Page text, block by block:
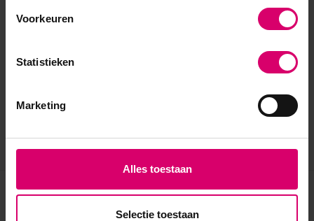
Voorkeuren
Statistieken
Marketing
Alles toestaan
Selectie toestaan
Eerder bekeken